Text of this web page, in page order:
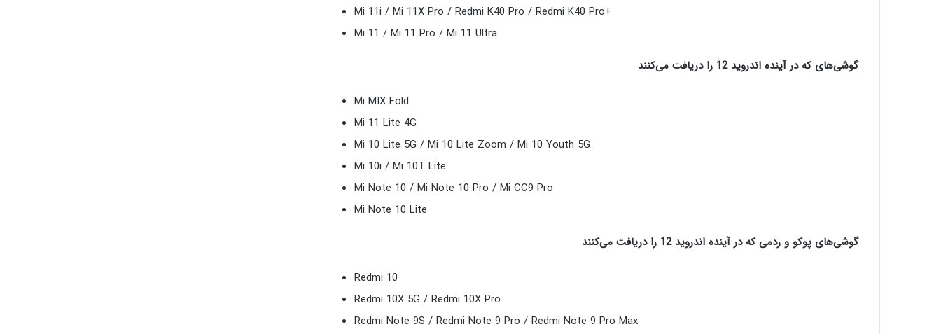
Mi 11i / Mi 11X Pro / Redmi K40 Pro / Redmi K40 Pro+
Mi 11 / Mi 11 Pro / Mi 11 Ultra
گوشی‌های که در آینده اندروید 12 را دریافت می‌کنند
Mi MIX Fold
Mi 11 Lite 4G
Mi 10 Lite 5G / Mi 10 Lite Zoom / Mi 10 Youth 5G
Mi 10i / Mi 10T Lite
Mi Note 10 / Mi Note 10 Pro / Mi CC9 Pro
Mi Note 10 Lite
گوشی‌های پوکو و ردمی که در آینده اندروید 12 را دریافت می‌کنند
Redmi 10
Redmi 10X 5G / Redmi 10X Pro
Redmi Note 9S / Redmi Note 9 Pro / Redmi Note 9 Pro Max